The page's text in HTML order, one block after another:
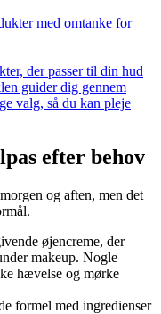
med omtanke for
der passer til din hud
guider dig gennem
valg, så du kan pleje
efter behov
og aften, men det
øjencreme, der
makeup. Nogle
hævelse og mørke
formel med ingredienser